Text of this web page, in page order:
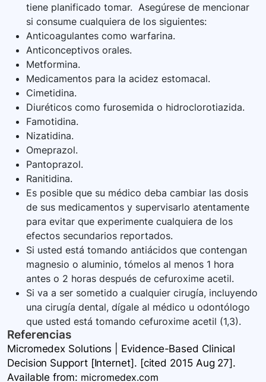
tiene planificado tomar. Asegúrese de mencionar
si consume cualquiera de los siguientes:
Anticoagulantes como warfarina.
Anticonceptivos orales.
Metformina.
Medicamentos para la acidez estomacal.
Cimetidina.
Diuréticos como furosemida o hidroclorotiazida.
Famotidina.
Nizatidina.
Omeprazol.
Pantoprazol.
Ranitidina.
Es posible que su médico deba cambiar las dosis
de sus medicamentos y supervisarlo atentamente
para evitar que experimente cualquiera de los
efectos secundarios reportados.
Si usted está tomando antiácidos que contengan
magnesio o aluminio, tómelos al menos 1 hora
antes o 2 horas después de cefuroxime acetil.
Si va a ser sometido a cualquier cirugía, incluyendo
una cirugía dental, dígale al médico u odontólogo
que usted está tomando cefuroxime acetil (1,3).
Referencias
Micromedex Solutions | Evidence-Based Clinical
Decision Support [Internet]. [cited 2015 Aug 27].
Available from: micromedex.com